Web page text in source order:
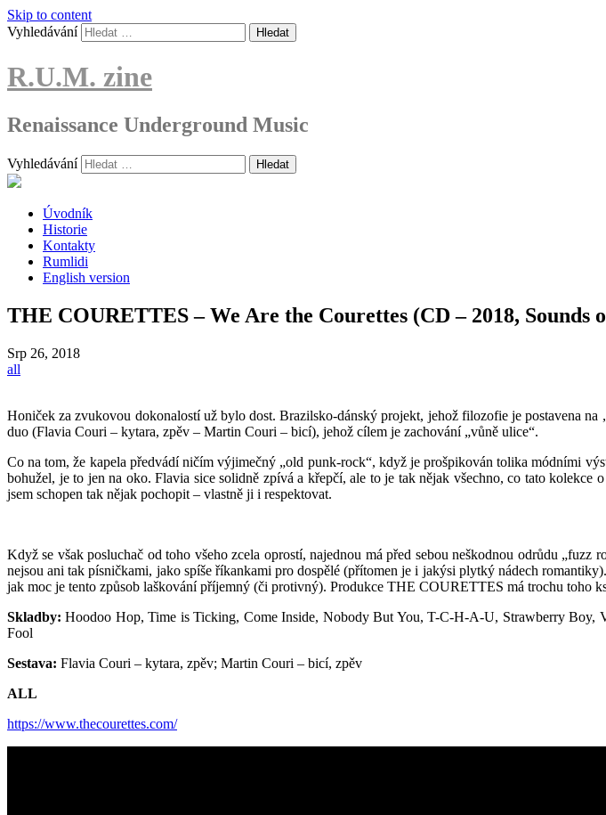
Skip to content
Vyhledávání
R.U.M. zine
Renaissance Underground Music
Vyhledávání
Úvodník
Historie
Kontakty
Rumlidi
English version
THE COURETTES – We Are the Courettes (CD – 2018, Sounds
Srp 26, 2018
all
Honiček za zvukovou dokonalostí už bylo dost. Brazilsko-dánský projekt, jehož filozofie je postavena na
duo (Flavia Couri – kytara, zpěv – Martin Couri – bicí), jehož cílem je zachování „vůně ulice“.
Co na tom, že kapela předvádí ničím výjimečný „old punk-rock“, když je prošpikován tolika módními
bohužel, je to jen na oko. Flavia sice solidně zpívá a křepčí, ale to je tak nějak všechno, co tato
jsem schopen tak nějak pochopit – vlastně ji i respektovat.
Když se však posluchač od toho všeho zcela oprostí, najednou má před sebou neškodnou odrůdu
nejsou ani tak písničkami, jako spíše říkankami pro dospělé (přítomen je i jakýsi plytký nádech
jak moc je tento způsob laškování příjemný (či protivný). Produkce THE COURETTES má trochu toho
Skladby: Hoodoo Hop, Time is Ticking, Come Inside, Nobody But You, T-C-H-A-U, Strawberry
Fool
Sestava: Flavia Couri – kytara, zpěv; Martin Couri – bicí, zpěv
ALL
https://www.thecourettes.com/